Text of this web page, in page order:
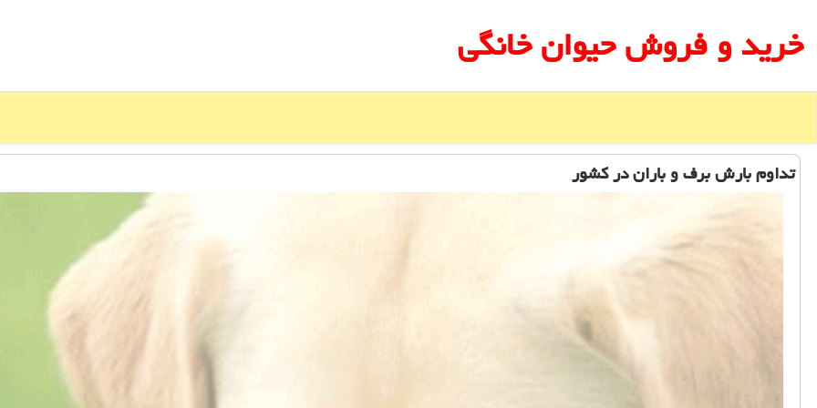
خرید و فروش حیوان خانگی
تداوم بارش برف و باران در كشور